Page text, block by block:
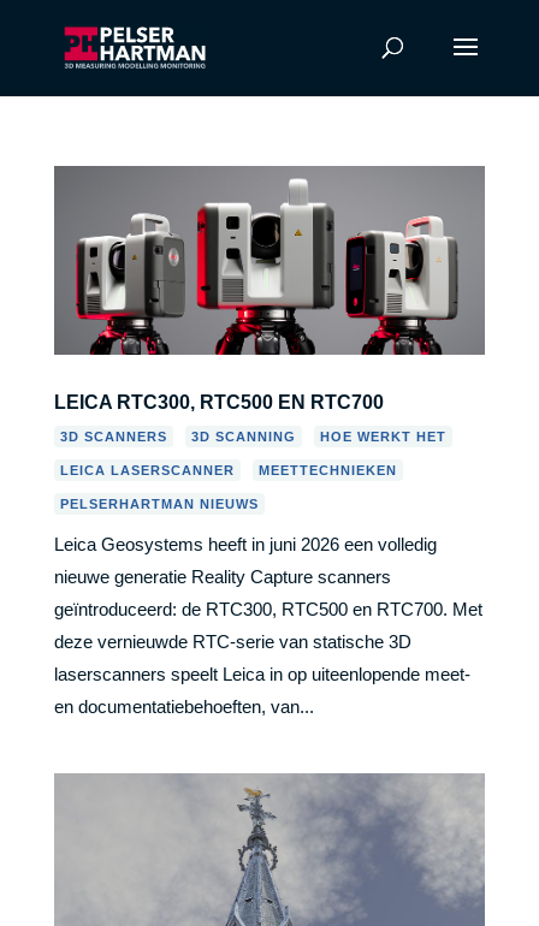
LEICA RTC300, RTC500 EN RTC700
3D SCANNERS 3D SCANNING HOE WERKT HET
LEICA LASERSCANNER MEETTECHNIEKEN
PELSERHARTMAN NIEUWS
Leica Geosystems heeft in juni 2026 een volledig
nieuwe generatie Reality Capture scanners
geïntroduceerd: de RTC300, RTC500 en RTC700. Met
deze vernieuwde RTC-serie van statische 3D
laserscanners speelt Leica in op uiteenlopende meet-
en documentatiebehoeften, van...